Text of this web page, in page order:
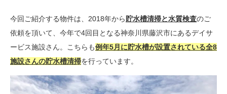
今回ご紹介する物件は、2018年から 貯水槽清掃と水質検査のご
依頼を頂いて、今年で4回目となる神奈川県藤沢市にあるデイサ
ービス施設さん。こちらも例年5月に貯水槽が設置されている全8
施設さんの貯水槽清掃を行っています。